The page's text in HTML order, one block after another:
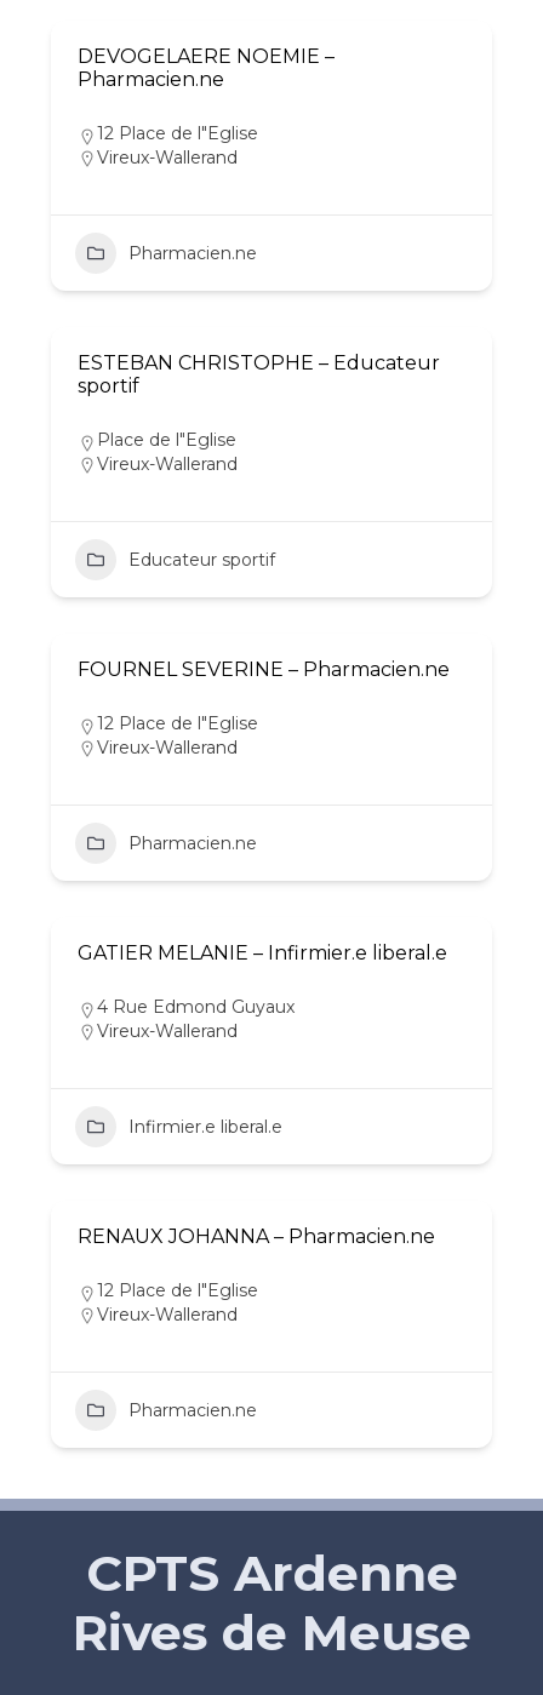
DEVOGELAERE NOEMIE –
Pharmacien.ne
12 Place de l"Eglise
Vireux-Wallerand
Pharmacien.ne
ESTEBAN CHRISTOPHE – Educateur
sportif
Place de l"Eglise
Vireux-Wallerand
Educateur sportif
FOURNEL SEVERINE – Pharmacien.ne
12 Place de l"Eglise
Vireux-Wallerand
Pharmacien.ne
GATIER MELANIE – Infirmier.e liberal.e
4 Rue Edmond Guyaux
Vireux-Wallerand
Infirmier.e liberal.e
RENAUX JOHANNA – Pharmacien.ne
12 Place de l"Eglise
Vireux-Wallerand
Pharmacien.ne
CPTS Ardenne
Rives de Meuse